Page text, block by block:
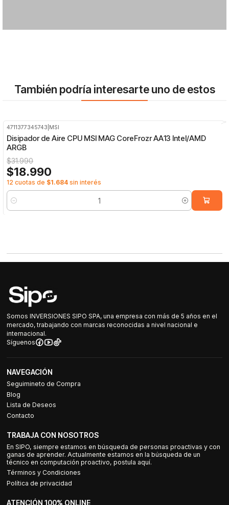
También podría interesarte uno de estos
4711377345743 MSI
Disipador de Aire CPU MSI MAG CoreFrozr AA13 Intel/AMD
ARGB
$31.990
$18.990
12 cuotas de $1.684 sin interés
Cantidad
Somos INVERSIONES SIPO SPA, una empresa con más de 5 años en el
mercado, trabajando con marcas reconocidas a nivel nacional e
internacional.
Síguenos
NAVEGACIÓN
Seguimineto de Compra
Blog
Lista de Deseos
Contacto
TRABAJA CON NOSOTROS
En SIPO, siempre estamos en búsqueda de personas proactivas y con
ganas de aprender. Actualmente estamos en la búsqueda de un
técnico en computación proactivo, postula aquí.
Términos y Condiciones
Política de privacidad
ATENCIÓN 100% ONLINE